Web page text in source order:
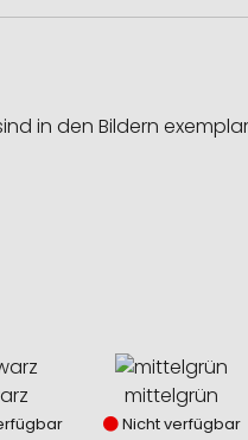
in den Bildern
mittelgrün
Nicht verfügbar